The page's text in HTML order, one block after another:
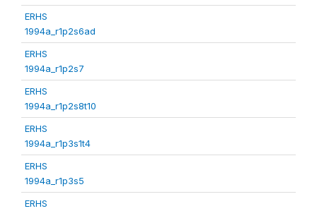
ERHS
1994a_r1p2s6ad
ERHS
1994a_r1p2s7
ERHS
1994a_r1p2s8t10
ERHS
1994a_r1p3s1t4
ERHS
1994a_r1p3s5
ERHS